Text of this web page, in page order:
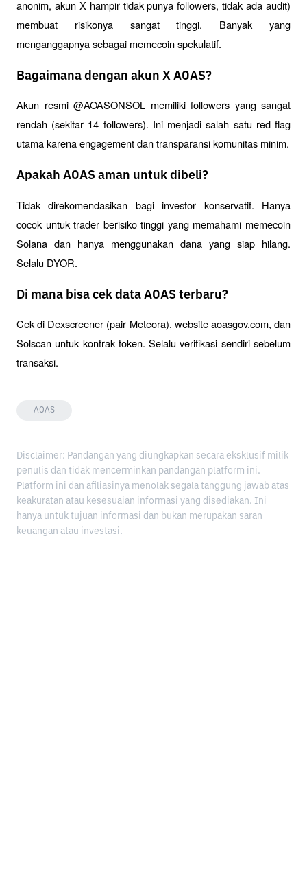
anonim, akun X hampir tidak punya followers, tidak ada audit)
membuat risikonya sangat tinggi. Banyak yang
menganggapnya sebagai memecoin spekulatif.
Bagaimana dengan akun X AOAS?
Akun resmi @AOASONSOL memiliki followers yang sangat
rendah (sekitar 14 followers). Ini menjadi salah satu red flag
utama karena engagement dan transparansi komunitas minim.
Apakah AOAS aman untuk dibeli?
Tidak direkomendasikan bagi investor konservatif. Hanya
cocok untuk trader berisiko tinggi yang memahami memecoin
Solana dan hanya menggunakan dana yang siap hilang.
Selalu DYOR.
Di mana bisa cek data AOAS terbaru?
Cek di Dexscreener (pair Meteora), website aoasgov.com, dan
Solscan untuk kontrak token. Selalu verifikasi sendiri sebelum
transaksi.
AOAS
Disclaimer: Pandangan yang diungkapkan secara eksklusif milik
penulis dan tidak mencerminkan pandangan platform ini.
Platform ini dan afiliasinya menolak segala tanggung jawab atas
keakuratan atau kesesuaian informasi yang disediakan. Ini
hanya untuk tujuan informasi dan bukan merupakan saran
keuangan atau investasi.